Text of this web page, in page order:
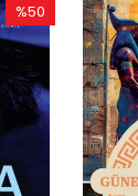
%50
İndirim
%50İndirim